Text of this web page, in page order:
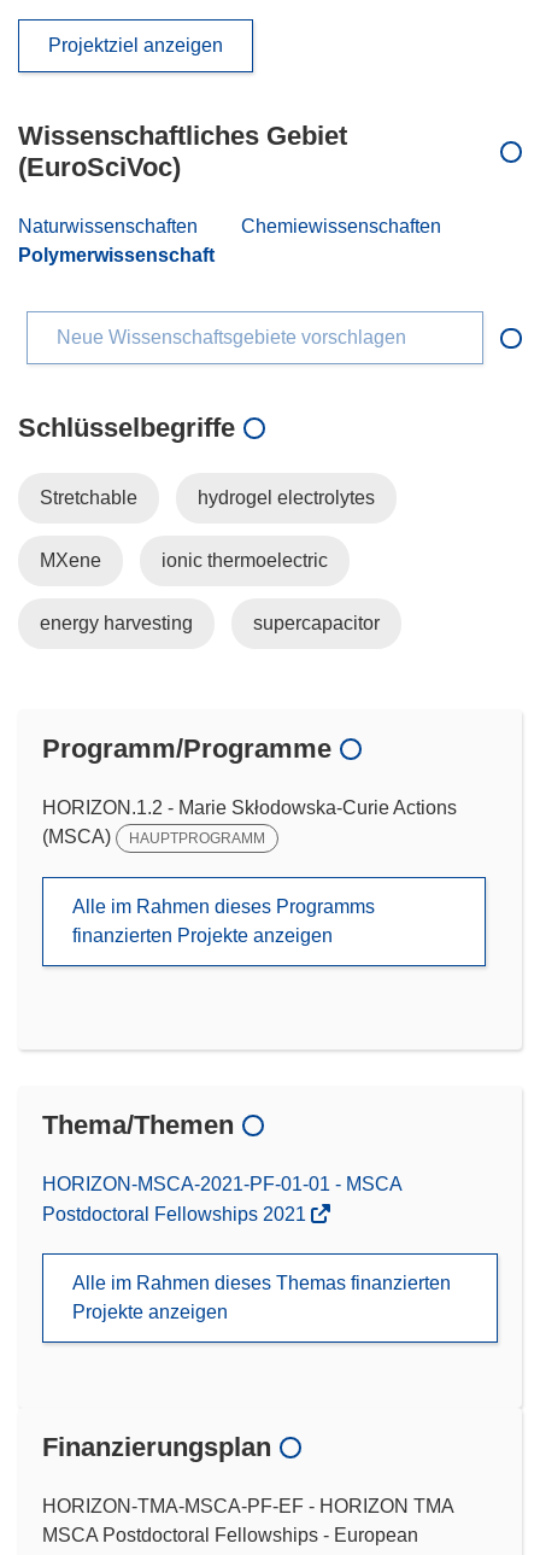
Projektziel anzeigen
Wissenschaftliches Gebiet
(EuroSciVoc)
Naturwissenschaften
Chemiewissenschaften
Polymerwissenschaft
Neue Wissenschaftsgebiete vorschlagen
Schlüsselbegriffe
Stretchable hydrogel electrolytes
MXene ionic thermoelectric
energy harvesting supercapacitor
Programm/Programme
HORIZON.1.2 - Marie Skłodowska-Curie Actions
(MSCA)
HAUPTPROGRAMM
Alle im Rahmen dieses Programms
finanzierten Projekte anzeigen
Thema/Themen
HORIZON-MSCA-2021-PF-01-01 - MSCA
Postdoctoral Fellowships 2021
Alle im Rahmen dieses Themas finanzierten
Projekte anzeigen
Finanzierungsplan
HORIZON-TMA-MSCA-PF-EF - HORIZON TMA
MSCA Postdoctoral Fellowships - European